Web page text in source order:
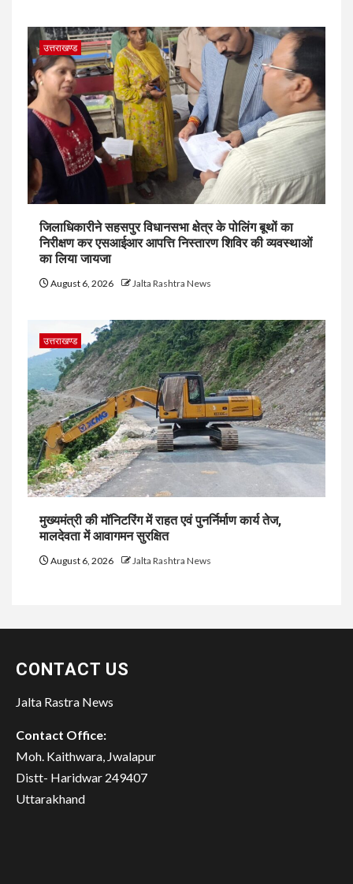
उत्तराखण्ड
जिलाधिकारीने सहसपुर विधानसभा क्षेत्र के पोलिंग बूथों का
निरीक्षण कर एसआईआर आपत्ति निस्तारण शिविर की व्यवस्थाओं
का लिया जायजा
August 6, 2026 Jalta Rashtra News
उत्तराखण्ड
मुख्यमंत्री की मॉनिटरिंग में राहत एवं पुनर्निर्माण कार्य तेज,
मालदेवता में आवागमन सुरक्षित
August 6, 2026 Jalta Rashtra News
CONTACT US
Jalta Rastra News
Contact Office:
Moh. Kaithwara, Jwalapur
Distt- Haridwar 249407
Uttarakhand